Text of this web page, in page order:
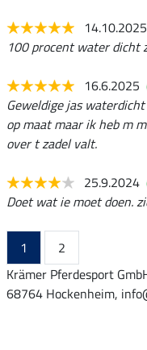
14.10.2025
100 procent water dicht
16.6.2025
Geweldige jas
op maat maar ik heb m
over t zadel valt.
25.9.2024
Doet wat ie moet doen.
1
2
Krämer Pferdesport
68764 Hockenheim,